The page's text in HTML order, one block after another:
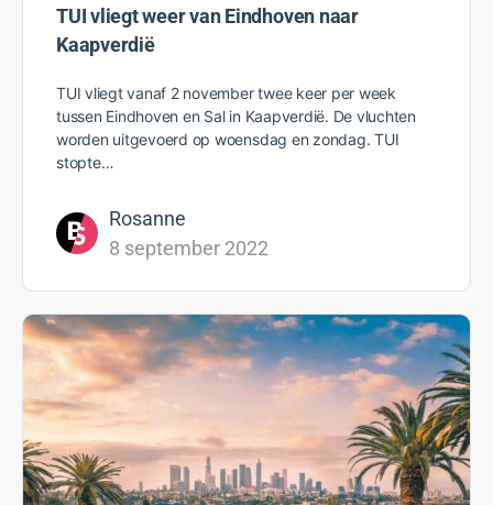
TUI vliegt weer van Eindhoven naar
Kaapverdië
TUI vliegt vanaf 2 november twee keer per week
tussen Eindhoven en Sal in Kaapverdië. De vluchten
worden uitgevoerd op woensdag en zondag. TUI
stopte…
Rosanne
8 september 2022